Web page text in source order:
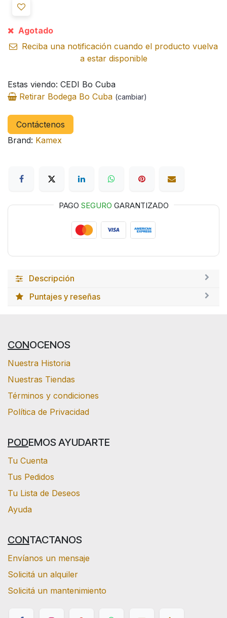
Agotado
Reciba una notificación cuando el producto vuelva
a estar disponible
Estas viendo: CEDI Bo Cuba
Retirar Bodega Bo Cuba (cambiar)
Contáctenos
Brand: Kamex
PAGO SEGURO GARANTIZADO
Descripción
Puntajes y reseñas
CONOCENOS
Nuestra Historia
Nuestras Tiendas
Términos y condiciones
Política de Privacidad
PODEMOS AYUDARTE
Tu Cuenta
Tus Pedidos
Tu Lista de Deseos
Ayuda
CONTACTANOS
Envíanos un mensaje
Solicitá un alquiler
Solicitá un mantenimiento